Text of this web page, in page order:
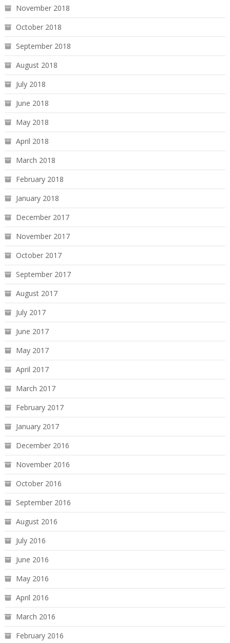
November 2018
October 2018
September 2018
August 2018
July 2018
June 2018
May 2018
April 2018
March 2018
February 2018
January 2018
December 2017
November 2017
October 2017
September 2017
August 2017
July 2017
June 2017
May 2017
April 2017
March 2017
February 2017
January 2017
December 2016
November 2016
October 2016
September 2016
August 2016
July 2016
June 2016
May 2016
April 2016
March 2016
February 2016